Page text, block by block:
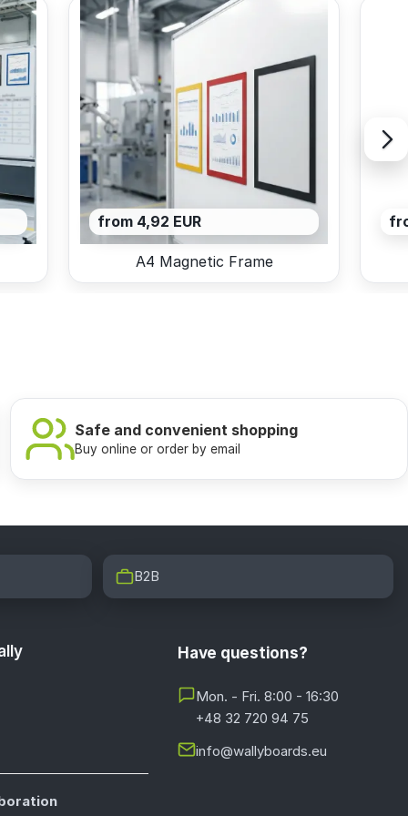
from 4,92 EUR
A4 Magnetic Frame
Safe and convenient shopping
Buy online or order by email
B2B
Have questions?
Mon. - Fri. 8:00 - 16:30
+48 32 720 94 75
info@wallyboards.eu